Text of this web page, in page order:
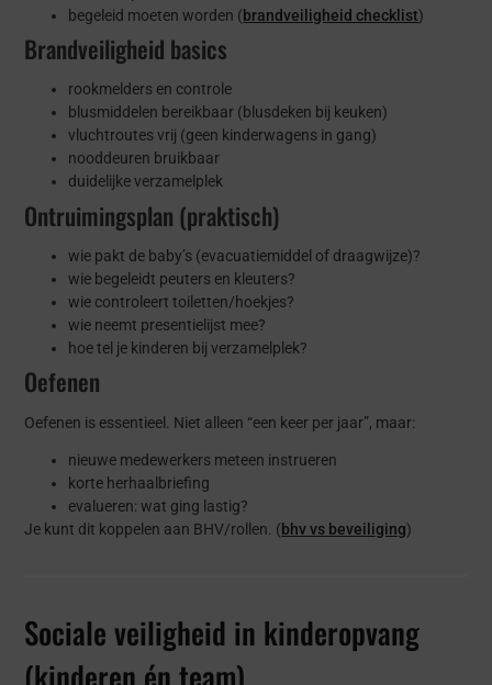
begeleid moeten worden (brandveiligheid checklist)
Brandveiligheid basics
rookmelders en controle
blusmiddelen bereikbaar (blusdeken bij keuken)
vluchtroutes vrij (geen kinderwagens in gang)
nooddeuren bruikbaar
duidelijke verzamelplek
Ontruimingsplan (praktisch)
wie pakt de baby’s (evacuatiemiddel of draagwijze)?
wie begeleidt peuters en kleuters?
wie controleert toiletten/hoekjes?
wie neemt presentielijst mee?
hoe tel je kinderen bij verzamelplek?
Oefenen
Oefenen is essentieel. Niet alleen “een keer per jaar”, maar:
nieuwe medewerkers meteen instrueren
korte herhaalbriefing
evalueren: wat ging lastig?
Je kunt dit koppelen aan BHV/rollen. (bhv vs beveiliging)
Sociale veiligheid in kinderopvang
(kinderen én team)